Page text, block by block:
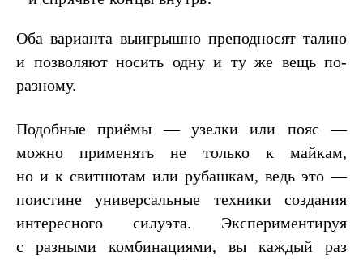
Оба варианта выигрышно преподносят талию
и позволяют носить одну и ту же вещь по-
разному.
Подобные приёмы — узелки или пояс —
можно применять не только к майкам,
но и к свитшотам или рубашкам, ведь это —
поистине универсальные техники создания
интересного силуэта. Экспериментируя
с разными комбинациями, вы каждый раз